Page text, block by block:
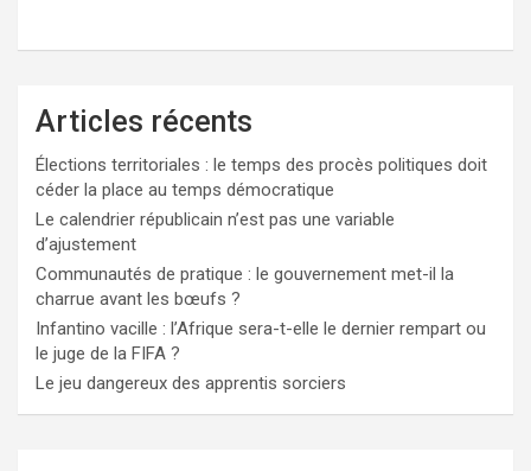
Articles récents
Élections territoriales : le temps des procès politiques doit
céder la place au temps démocratique
Le calendrier républicain n’est pas une variable
d’ajustement
Communautés de pratique : le gouvernement met-il la
charrue avant les bœufs ?
Infantino vacille : l’Afrique sera-t-elle le dernier rempart ou
le juge de la FIFA ?
Le jeu dangereux des apprentis sorciers